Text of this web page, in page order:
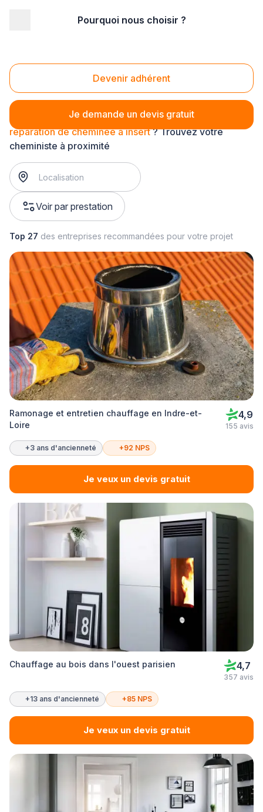
Pourquoi nous choisir ?
Devenir adhérent
Je demande un devis gratuit
Réparation de cheminée à insert
réparation de cheminée à insert? Trouvez votre
cheministe à proximité
Voir par prestation
Top 27 des entreprises recommandées pour votre projet
Ramonage et entretien chauffage en Indre-et-
Loire
4,9
155 avis
+3 ans d'ancienneté +92 NPS
Je veux un devis gratuit
Chauffage au bois dans l'ouest parisien 4,7
357 avis
+13 ans d'ancienneté +85 NPS
Je veux un devis gratuit